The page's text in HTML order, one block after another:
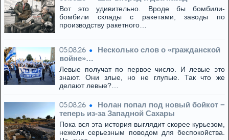
Вот это удивительно. Вроде бы бомбили-
бомбили склады с ракетами, заводы по
производству ракетного…
05.08.26
Несколько слов о «гражданской
войне»…
Левые получат по первое число. И левые это
знают. Они злые, но не глупые. Так что же
делают левые?…
05.08.26
Нолан попал под новый бойкот −
теперь из‑за Западной Сахары
Пока вся эта история выглядит скорее курьезом,
нежели серьезным поводом для беспокойства.